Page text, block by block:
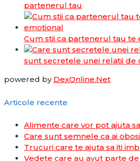
partenerul tau
Cum stii ca partenerul tau te
sunt secretele unei relatii de
powered by DexOnline.Net
Articole recente
Alimente care vor pot ajuta
Care sunt semnele ca ai
Trucuri care te ajuta sa iti
Vedete care au avut parte